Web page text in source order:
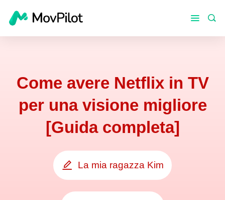
Come avere Netflix in TV
per una visione migliore
[Guida completa]
La mia ragazza Kim